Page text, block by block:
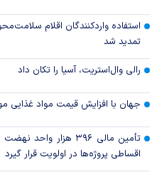
تمدید شد
رالی وال‌استریت، آسیا را تکان داد
جهان با افزایش قیمت مواد غذایی
تأمین مالی ۳۹۶
اقساطی پروژه‌ها در اولویت قرار گیرد